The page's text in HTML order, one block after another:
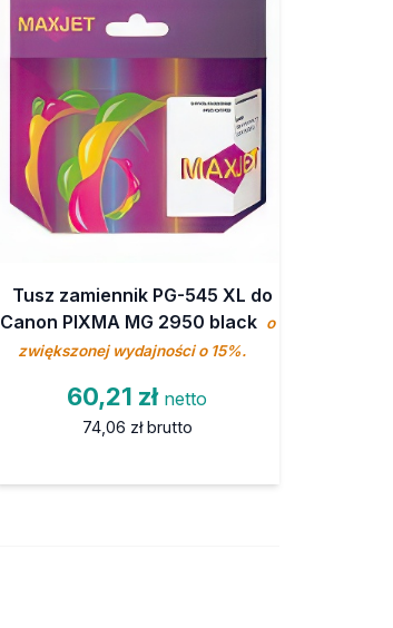
Tusz zamiennik PG-545 XL do
Canon PIXMA MG 2950 black o
zwiększonej wydajności o 15%.
60,21 zł netto
74,06 zł brutto